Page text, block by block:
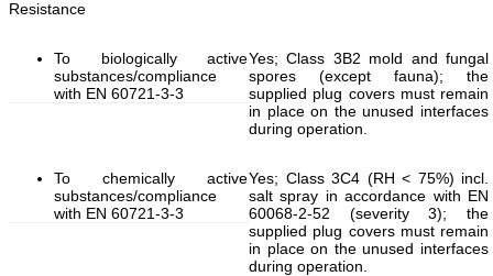
Resistance
To biologically active
substances/compliance
with EN 60721-3-3
Yes; Class 3B2 mold and fungal
spores (except fauna); the
supplied plug covers must remain
in place on the unused interfaces
during operation.
To chemically active
substances/compliance
with EN 60721-3-3
Yes; Class 3C4 (RH < 75%) incl.
salt spray in accordance with EN
60068-2-52 (severity 3); the
supplied plug covers must remain
in place on the unused interfaces
during operation.